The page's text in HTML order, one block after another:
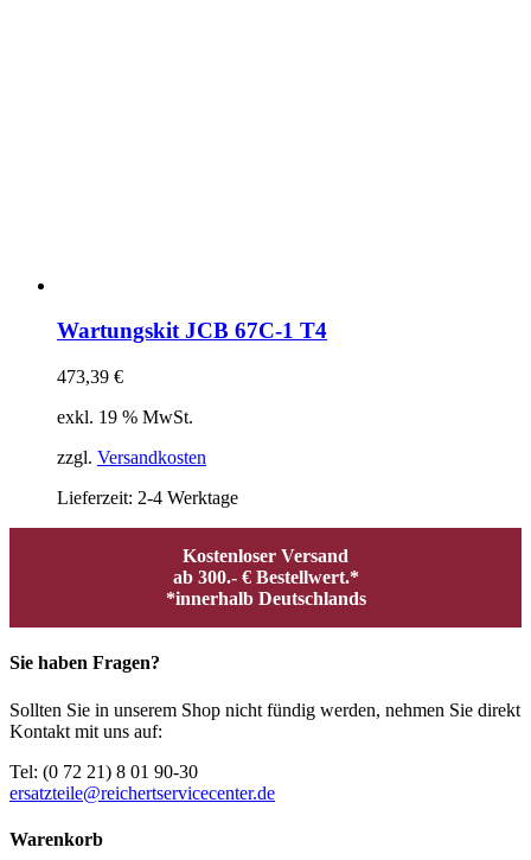
Wartungskit JCB 67C-1 T4
473,39 €
exkl. 19 % MwSt.
zzgl. Versandkosten
Lieferzeit: 2-4 Werktage
Kostenloser Versand
ab 300.- € Bestellwert.*
*innerhalb Deutschlands
Sie haben Fragen?
Sollten Sie in unserem Shop nicht fündig werden, nehmen Sie direkt
Kontakt mit uns auf:
Tel: (0 72 21) 8 01 90-30
ersatzteile@reichertservicecenter.de
Warenkorb